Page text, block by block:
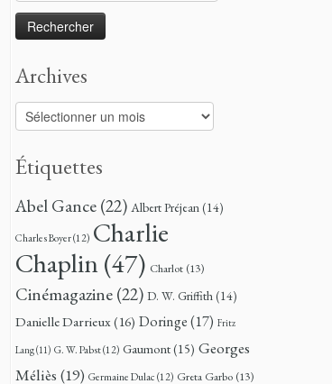
Archives
Archives
Étiquettes
Abel Gance(22) Albert Préjean(14)
Charles Boyer(12) Charlie
Chaplin(47) Charlot (13)
Cinémagazine(22) D. W. Griffith(14)
Danielle Darrieux(16) Doringe(17) Fritz
Lang(11) G. W. Pabst(12) Gaumont(15) Georges
Méliès (19) Germaine Dulac (12) Greta Garbo (13)